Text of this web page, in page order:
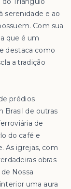
serenidade e ao
Com sua
que é um
destaca como
a tradição
prédios
Brasil de outras
de
do café e
As igrejas, com
obras
Nossa
uma aura